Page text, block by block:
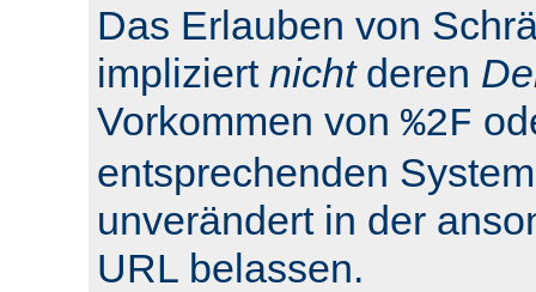
Das Erlauben von
impliziert nichtderen
Vorkommen von %2F
entsprechenden
unverändert in der
URL belassen.